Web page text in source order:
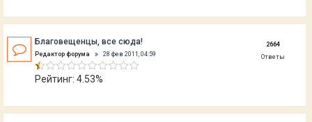
Благовещенцы, все сюда!
Редактор форума 28 фев 2011, 04:59
Рейтинг: 4.53%
2664
Ответы